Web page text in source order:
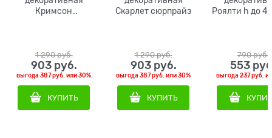
Кримсон
1 290 руб.
903 руб.
выгода387 руб. или30%
КУПИТЬ
Скарлет сюрпрайз
1 290 руб.
903 руб.
выгода387 руб. или30%
КУПИТЬ
Роялти h до
790 руб.
553
выгода 237 руб.